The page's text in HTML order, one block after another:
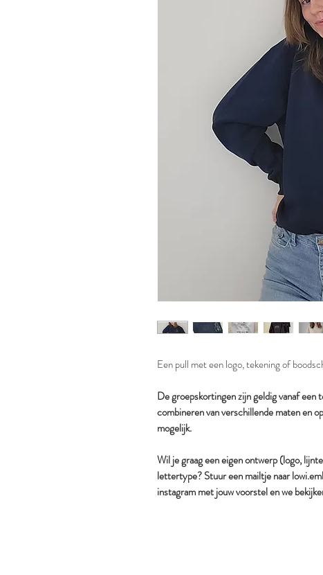
Een pull met een logo, tekening of
De groepskortingen zijn geldig vanaf
combineren van verschillende maten en
mogelijk.
Wil je graag een eigen ontwerp (logo,
lettertype? Stuur een mailtje naar
instagram met jouw voorstel en we